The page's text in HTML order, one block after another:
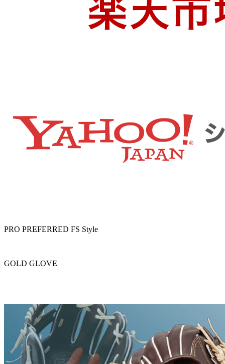
PRO PREFERRED FS Style
GOLD GLOVE